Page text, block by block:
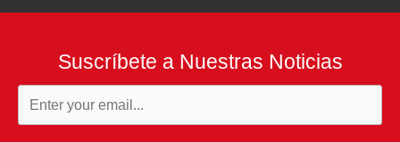
Suscríbete a Nuestras Noticias